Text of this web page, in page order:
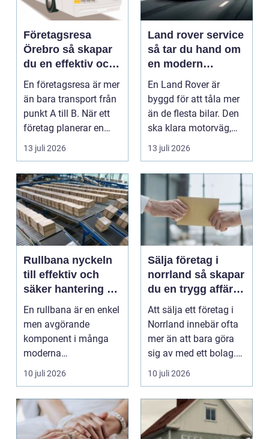
Företagsresa
Örebro så skapar
du en effektiv och
minnesvärd resa
En företagsresa är mer
än bara transport från
punkt A till B. När ett
företag planerar en
resa för m...
13 juli 2026
Land rover service
så tar du hand om
en modern
klassiker
En Land Rover är
byggd för att tåla mer
än de flesta bilar. Den
ska klara motorväg,
stadstrafik, gru...
13 juli 2026
Rullbana nyckeln
till effektiv och
säker hantering av
gods
En rullbana är en enkel
men avgörande
komponent i många
moderna
verksamheter. Den
används för att fl...
10 juli 2026
Sälja företag i
norrland så skapar
du en trygg affär
från start till mål
Att sälja ett företag i
Norrland innebär ofta
mer än att bara göra
sig av med ett bolag.
För många ä...
10 juli 2026